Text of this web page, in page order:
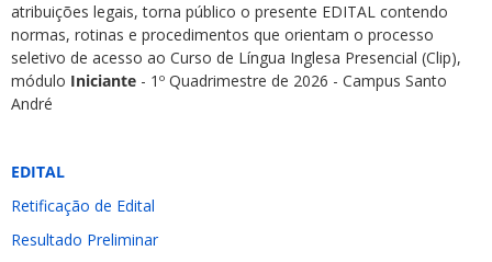
atribuições legais, torna público o presente EDITAL contendo
normas, rotinas e procedimentos que orientam o processo
seletivo de acesso ao Curso de Língua Inglesa Presencial (Clip),
módulo Iniciante - 1º Quadrimestre de 2026 - Campus Santo
André
EDITAL
Retificação de Edital
Resultado Preliminar